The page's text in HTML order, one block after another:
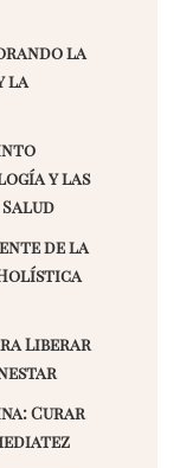
la
la
y las
de la
Holística
Liberar
Curar